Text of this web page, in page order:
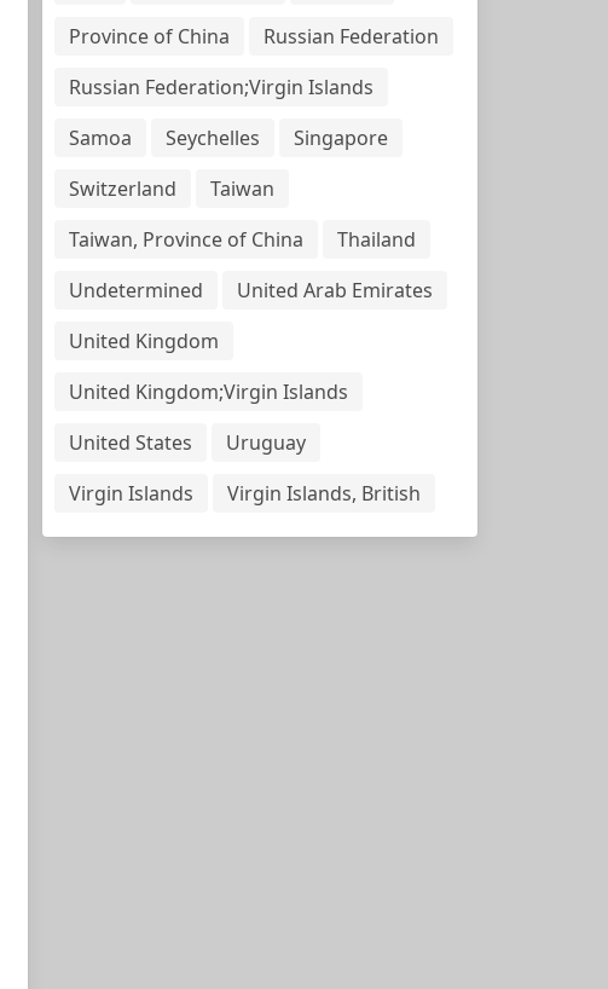
Province of China
Russian Federation
Russian Federation;Virgin Islands
Samoa
Seychelles
Singapore
Switzerland
Taiwan
Taiwan, Province of China
Thailand
Undetermined
United Arab Emirates
United Kingdom
United Kingdom;Virgin Islands
United States
Uruguay
Virgin Islands
Virgin Islands, British